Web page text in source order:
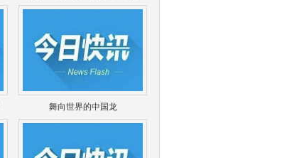
舞向世界的中国龙